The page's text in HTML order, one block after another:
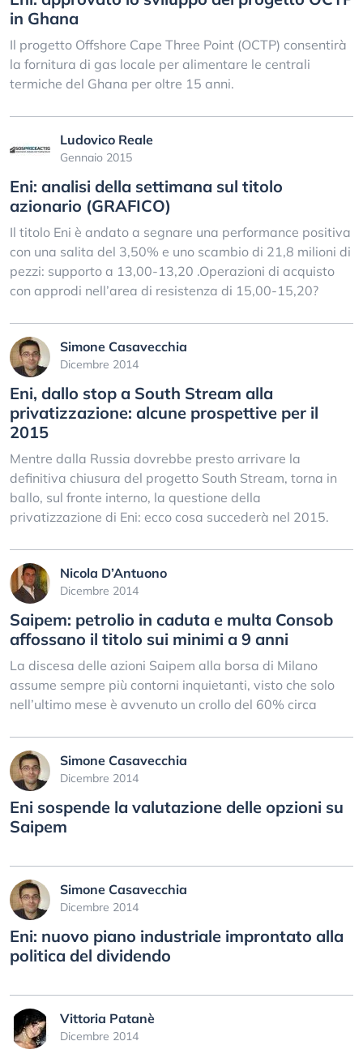
in Ghana
Il progetto Offshore Cape Three Point (OCTP) consentirà
la fornitura di gas locale per alimentare le centrali
termiche del Ghana per oltre 15 anni.
Ludovico Reale
Gennaio 2015
Eni: analisi della settimana sul titolo
azionario (GRAFICO)
Il titolo Eni è andato a segnare una performance positiva
con una salita del 3,50% e uno scambio di 21,8 milioni di
pezzi: supporto a 13,00-13,20 .Operazioni di acquisto
con approdi nell’area di resistenza di 15,00-15,20?
Simone Casavecchia
Dicembre 2014
Eni, dallo stop a South Stream alla
privatizzazione: alcune prospettive per il
2015
Mentre dalla Russia dovrebbe presto arrivare la
definitiva chiusura del progetto South Stream, torna in
ballo, sul fronte interno, la questione della
privatizzazione di Eni: ecco cosa succederà nel 2015.
Nicola D’Antuono
Dicembre 2014
Saipem: petrolio in caduta e multa Consob
affossano il titolo sui minimi a 9 anni
La discesa delle azioni Saipem alla borsa di Milano
assume sempre più contorni inquietanti, visto che solo
nell’ultimo mese è avvenuto un crollo del 60% circa
Simone Casavecchia
Dicembre 2014
Eni sospende la valutazione delle opzioni su
Saipem
Simone Casavecchia
Dicembre 2014
Eni: nuovo piano industriale improntato alla
politica del dividendo
Vittoria Patanè
Dicembre 2014